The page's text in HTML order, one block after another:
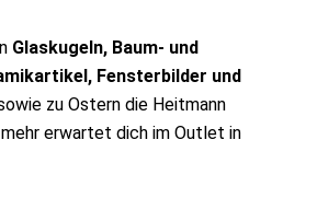
Glaskugeln, Baum- und
Fensterbilder und
zu Ostern die Heitmann
erwartet dich im Outlet in